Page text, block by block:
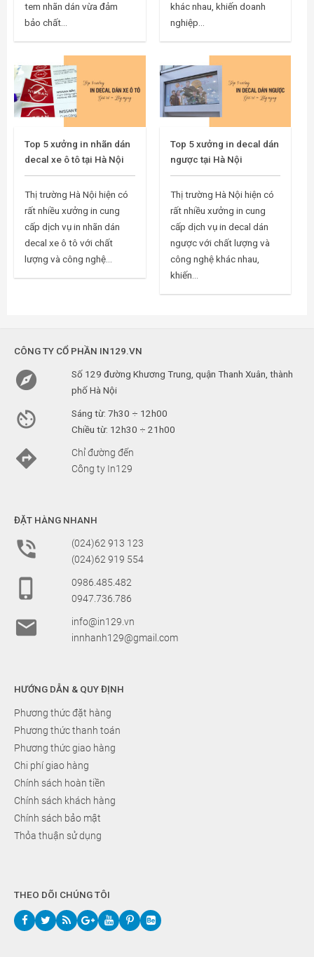
tem nhãn dán vừa đảm
bảo chất...
khác nhau, khiến doanh
nghiệp...
Top 5 xưởng in nhãn dán
decal xe ô tô tại Hà Nội
Thị trường Hà Nội hiện có
rất nhiều xưởng in cung
cấp dịch vụ in nhãn dán
decal xe ô tô với chất
lượng và công nghệ...
Top 5 xưởng in decal dán
ngược tại Hà Nội
Thị trường Hà Nội hiện có
rất nhiều xưởng in cung
cấp dịch vụ in decal dán
ngược với chất lượng và
công nghệ khác nhau,
khiến...
CÔNG TY CỔ PHẦN IN129.VN

Số 129 đường Khương Trung, quận Thanh Xuân, thành
phố Hà Nội

Sáng từ: 7h30 ÷ 12h00
Chiều từ: 12h30 ÷ 21h00

Chỉ đường đến
Công ty In129
ĐẶT HÀNG NHANH

(024)62 913 123
(024)62 919 554

0986.485.482
0947.736.786

info@in129.vn
innhanh129@gmail.com
HƯỚNG DẪN & QUY ĐỊNH
Phương thức đặt hàng
Phương thức thanh toán
Phương thức giao hàng
Chi phí giao hàng
Chính sách hoàn tiền
Chính sách khách hàng
Chính sách bảo mật
Thỏa thuận sử dụng
THEO DÕI CHÚNG TÔI